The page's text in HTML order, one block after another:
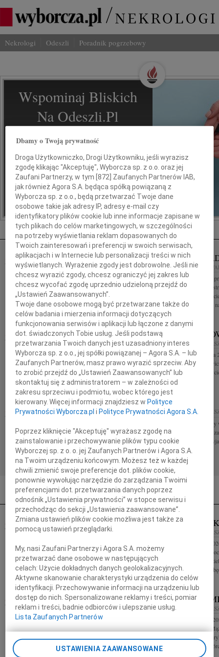
Nekrologi Odeszli Poradnik pogrzebowy
Wspominaj Bliskich
Na Odeszli.pl
Jak ich zapamiętaliśmy? Serwis
możliwość stworzenia unikalnego
wspomnienia. Dziel się nim z rodziną i
przyjaciółmi.
*ogłoszenie
Nekrologi Warszawa
07.08.2026WARSZAWA
Naszej kochanej i dzielnej Marylce Butruk
Najcieplejsze wyrazy wsparcia i współczucia w tych
trudnych dniach Elżbieta, Mary, Hania, Ewa, Iza i
Ewa
JACEK
79 07.08.2026
Z wielkim żalem
2026 roku w
serdeczny
Studiował fizykę
MAŁGORZATA KOŚCIELSKA
07.08.2026WARSZAWA
W dniu 3 sierpnia 2026 roku zmarła Profesor
Małgorzata Kościelska Jej prace badawcze i praktyka
terapeutyczna wpłynęły na rozwój psychologii
klinicznej dziecka. Żegnaj,...
JERZY
07.08.2026
W dniu 1 sierpnia
Jerzy
na skróty, całe
żałobna...
ASIA KUŁAKOWSKA 07.08.2026
Asia Kułakowska 8 czerwca 1984 - 9 sierpnia 2011
Monika i Piotrek
07.08.2026
Serdeczne
Profesora
śmierci Ojca
ZOFIA KOSYCARZ WIEK: 88
15.07.2026WARSZAWA
dlatego, że są" W dniu 26 czerwca 2026 roku zmarła
w wieku 88 lat Zofia Kosycarz Uroczystości
pogrzebowe odbędą się w...
HANNA
W dniu 9 lipca
Mama Hanna
radości życia i
uśmiech zawsze
17.07.2026WARSZAWA
Kasia 1956-2025 Like the sun in the night You'll
always be with me, wherever I go Konrad
17.07.2026
W dniu 18 lipca
nasz ukochany
Piwkowski
Domu Pracy
Dbamy o Twoją prywatność
Droga Użytkowniczko, Drogi Użytkowniku, jeśli wyrazisz
zgodę klikając "Akceptuję", Wyborcza sp. z o.o. oraz jej
Zaufani Partnerzy, w tym [872 ] Zaufanych Partnerów IAB,
jak również Agora S.A. będąca spółką powiązaną z
Wyborcza sp. z o.o., będą przetwarzać Twoje dane
osobowe takie jak adresy IP, adresy e-mail czy
identyfikatory plików cookie lub inne informacje zapisane w
tych plikach do celów marketingowych, w szczególności
na potrzeby wyświetlania reklam dopasowanych do
Twoich zainteresowań i preferencji w swoich serwisach,
aplikacjach i w Internecie lub personalizacji treści w nich
wyświetlanych. Wyrażenie zgody jest dobrowolne. Jeśli nie
chcesz wyrazić zgody, chcesz ograniczyć jej zakres lub
chcesz wycofać zgodę uprzednio udzieloną przejdź do
„Ustawień Zaawansowanych”.
Twoje dane osobowe mogą być przetwarzane także do
celów badania i mierzenia informacji dotyczących
funkcjonowania serwisów i aplikacji lub łączone z danymi
dot. świadczonych Tobie usług. Jeśli podstawą
przetwarzania Twoich danych jest uzasadniony interes
Wyborcza sp. z o.o., jej spółki powiązanej – Agora S.A. – lub
Zaufanych Partnerów, masz prawo wyrazić sprzeciw. Aby
to zrobić przejdź do „Ustawień Zaawansowanych” lub
skontaktuj się z administratorem – w zależności od
zakresu sprzeciwu i podmiotu, wobec którego jest
kierowany. Więcej informacji znajdziesz w Polityce
Prywatności Wyborcza.pl i Polityce Prywatności Agora S.A.
Poprzez kliknięcie "Akceptuję" wyrażasz zgodę na
zainstalowanie i przechowywanie plików typu cookie
Wyborczej sp. z o. o. jej Zaufanych Partnerów i Agora S.A.
na Twoim urządzeniu końcowym. Możesz też w każdej
chwili zmienić swoje preferencje dot. plików cookie,
ponownie wywołując narzędzie do zarządzania Twoimi
preferencjami dot. przetwarzania danych poprzez
odnośnik „Ustawienia prywatności” w stopce serwisu i
przechodząc do sekcji „Ustawienia zaawansowane”.
Zmiana ustawień plików cookie możliwa jest także za
pomocą ustawień przeglądarki.
My, nasi Zaufani Partnerzy i Agora S.A. możemy
przetwarzać dane osobowe w następujących
celach:Użycie dokładnych danych geolokalizacyjnych.
Aktywne skanowanie charakterystyki urządzenia do celów
identyfikacji. Przechowywanie informacji na urządzeniu lub
dostęp do nich. Spersonalizowane reklamy i treści, pomiar
reklam i treści, badnie odbiorców i ulepszanie usług.
Lista Zaufanych Partnerów
USTAWIENIA ZAAWANSOWANE